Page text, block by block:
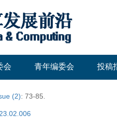
会 青年编委会 投稿
(2): 73-85.